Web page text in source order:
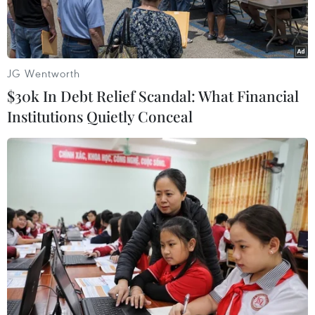
Thủ tướng Nhật Bản Shinzo Abe. (Nguồn: AFP/TTXVN)
Ngày 26/4, Thủ tướng Nhật Bản Shinzo Abe cho
biết sẽ tiếp tục hợp tác với cộng đồng quốc tế,
đặc biệt là Mỹ và Hàn Quốc, để duy trì sức ép
JG Wentworth
$30k In Debt Relief Scandal: What Financial
Institutions Quietly Conceal